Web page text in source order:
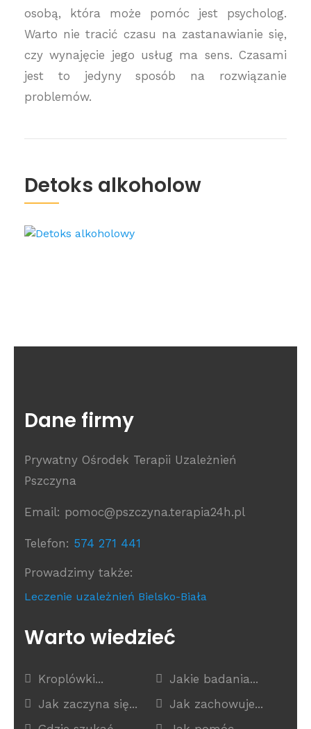
osobą, która może pomóc jest psycholog.
Warto nie tracić czasu na zastanawianie się,
czy wynajęcie jego usług ma sens. Czasami
jest to jedyny sposób na rozwiązanie
problemów.
Detoks alkoholow
Dane firmy
Prywatny Ośrodek Terapii Uzależnień
Pszczyna
Email: pomoc@pszczyna.terapia24h.pl
Telefon: 574 271 441
Prowadzimy także:
Leczenie uzależnień Bielsko-Biała
Warto wiedzieć
Kroplówki...
Jakie badania...
Jak zaczyna się...
Jak zachowuje...